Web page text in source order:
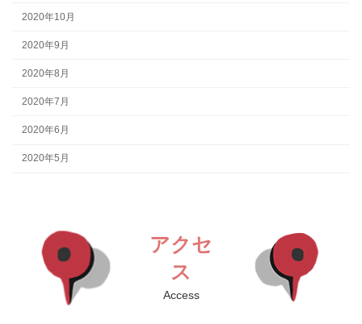
2020年10月
2020年9月
2020年8月
2020年7月
2020年6月
2020年5月
アクセ
ス
Access